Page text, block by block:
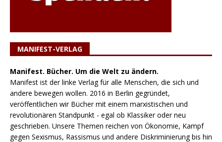
MANIFEST-VERLAG
Manifest. Bücher. Um die Welt zu ändern.
Manifest ist der linke Verlag für alle Menschen, die sich und
andere bewegen wollen. 2016 in Berlin gegründet,
veröffentlichen wir Bücher mit einem marxistischen und
revolutionären Standpunkt - egal ob Klassiker oder neu
geschrieben. Unsere Themen reichen von Ökonomie, Kampf
gegen Sexismus, Rassismus und andere Diskriminierung bis hin